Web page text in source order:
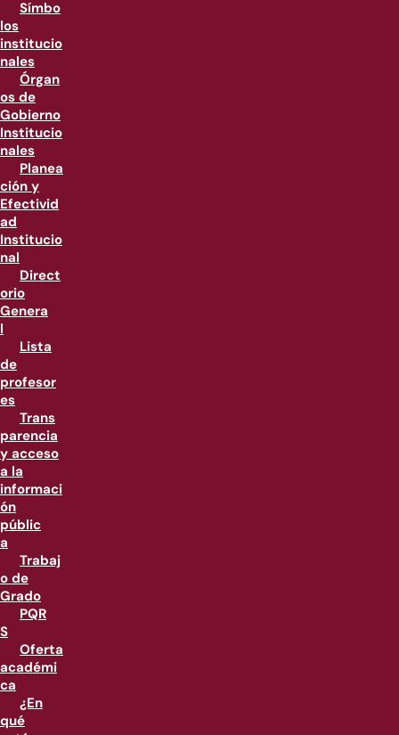
Símbo
los
institucio
nales
Órgan
os de
Gobierno
Institucio
nales
Planea
ción y
Efectivid
ad
Institucio
nal
Direct
orio
Genera
l
Lista
de
profesor
es
Trans
parencia
y acceso
a la
informaci
ón
públic
a
Trabaj
o de
Grado
PQR
S
Oferta
académi
ca
¿En
qué